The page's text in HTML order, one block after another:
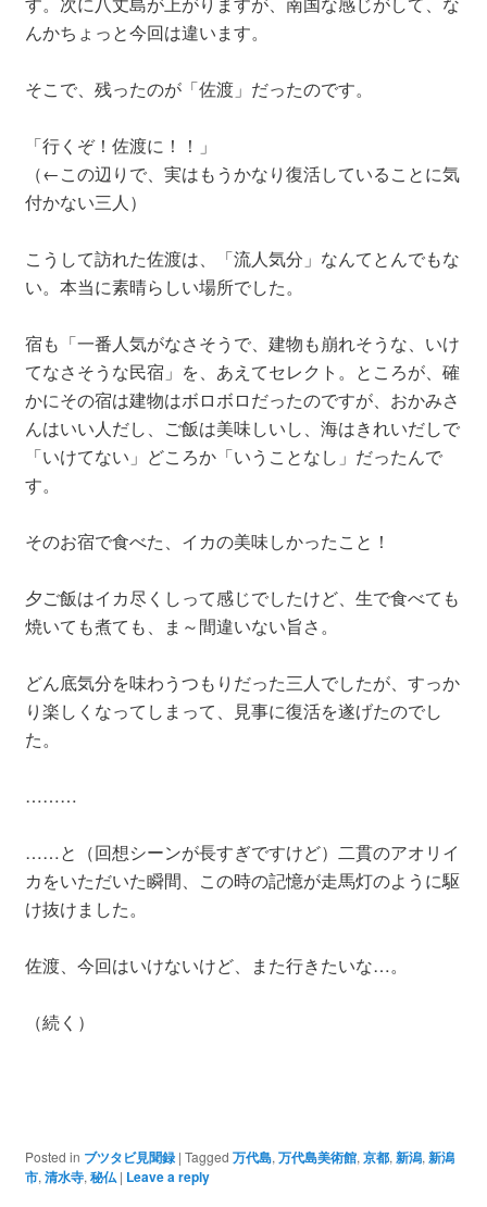
んかちょっと今回は違います。
そこで、残ったのが「佐渡」だったのです。
「行くぞ！佐渡に！！」
（←この辺りで、実はもうかなり復活していることに気
付かない三人）
こうして訪れた佐渡は、「流人気分」なんてとんでもな
い。本当に素晴らしい場所でした。
宿も「一番人気がなさそうで、建物も崩れそうな、いけ
てなさそうな民宿」を、あえてセレクト。ところが、確
かにその宿は建物はボロボロだったのですが、おかみさ
んはいい人だし、ご飯は美味しいし、海はきれいだしで
「いけてない」どころか「いうことなし」だったんで
す。
そのお宿で食べた、イカの美味しかったこと！
夕ご飯はイカ尽くしって感じでしたけど、生で食べても
焼いても煮ても、ま～間違いない旨さ。
どん底気分を味わうつもりだった三人でしたが、すっか
り楽しくなってしまって、見事に復活を遂げたのでし
た。
………
……と（回想シーンが長すぎですけど）二貫のアオリイ
カをいただいた瞬間、この時の記憶が走馬灯のように駆
け抜けました。
佐渡、今回はいけないけど、また行きたいな…。
（続く）
Posted in ブツタビ見聞録 | Tagged 万代島, 万代島美術館, 京都, 新潟, 新潟
市, 清水寺, 秘仏 | Leave a reply